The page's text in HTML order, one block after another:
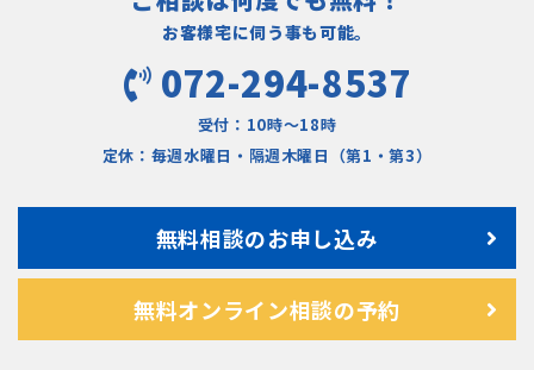
お客様宅に伺う事も可能。
072-294-8537
受付：10時〜18時
定休：毎週水曜日・隔週木曜日（第1・第3）
無料相談のお申し込み
無料オンライン相談の予約